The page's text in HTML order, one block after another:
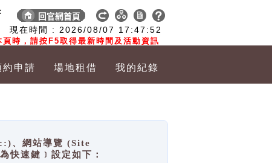
現在時間 : 2026/08/07 17:47:53
時，請按F5取得最新時間及活動資訊
約申請 場地租借 我的紀錄
、網站導覽 (Site
速鍵﹞設定如下：